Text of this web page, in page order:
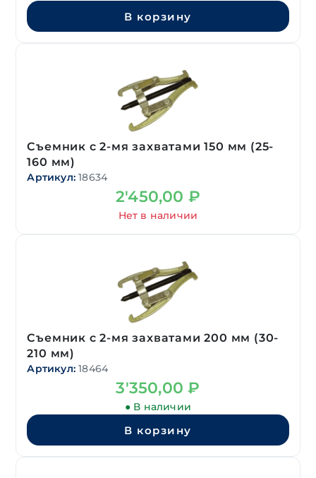
В корзину
Съемник с 2-мя захватами 150 мм (25-
160 мм)
Артикул: 18634
2'450,00 ₽
Нет в наличии
Съемник с 2-мя захватами 200 мм (30-
210 мм)
Артикул: 18464
3'350,00₽
● В наличии
В корзину